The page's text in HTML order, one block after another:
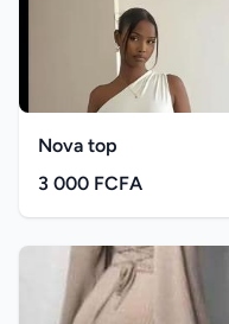
Nova top
3 000 FCFA